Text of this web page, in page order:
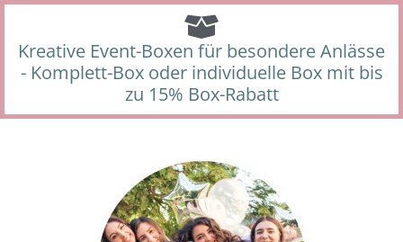
Kreative Event-Boxen für besondere Anlässe
- Komplett-Box oder individuelle Box mit bis
zu 15% Box-Rabatt